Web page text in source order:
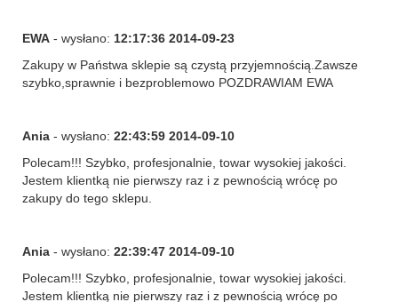
EWA - wysłano: 12:17:36 2014-09-23
Zakupy w Państwa sklepie są czystą przyjemnością.Zawsze
szybko,sprawnie i bezproblemowo POZDRAWIAM EWA
Ania - wysłano: 22:43:59 2014-09-10
Polecam!!! Szybko, profesjonalnie, towar wysokiej jakości.
Jestem klientką nie pierwszy raz i z pewnością wrócę po
zakupy do tego sklepu.
Ania - wysłano: 22:39:47 2014-09-10
Polecam!!! Szybko, profesjonalnie, towar wysokiej jakości.
Jestem klientką nie pierwszy raz i z pewnością wrócę po